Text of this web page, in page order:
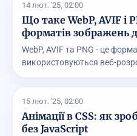
14 лют. '25, 02:00
Що таке WebP, AVIF і
форматів зображень
WebP, AVIF та PNG - це
використовуються веб-
15 лют. '25, 02:00
Анімації в CSS: як
без JavaScript